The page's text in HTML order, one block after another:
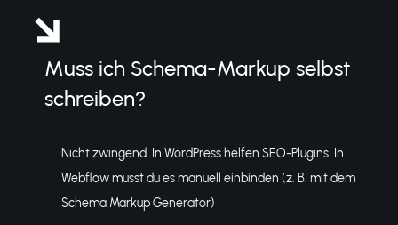
Muss ich Schema-Markup selbst
schreiben?
Nicht zwingend. In WordPress helfen SEO-Plugins. In
Webflow musst du es manuell einbinden (z. B. mit dem
Schema Markup Generator)